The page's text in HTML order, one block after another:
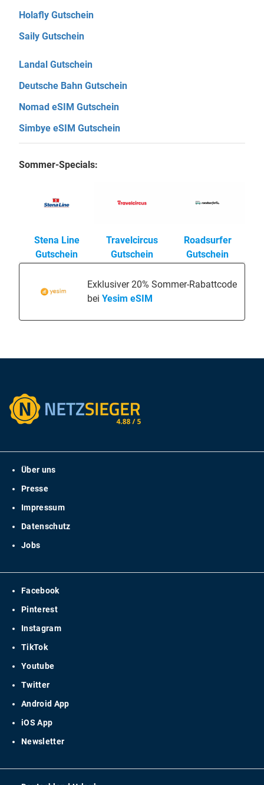
Holafly Gutschein
Saily Gutschein
Landal Gutschein
Deutsche Bahn Gutschein
Nomad eSIM Gutschein
Simbye eSIM Gutschein
Sommer-Specials:
Stena Line
Gutschein
Travelcircus
Gutschein
Roadsurfer
Gutschein
Exklusiver 20% Sommer-Rabattcode
bei Yesim eSIM
Über uns
Presse
Impressum
Datenschutz
Jobs
Facebook
Pinterest
Instagram
TikTok
Youtube
Twitter
Android App
iOS App
Newsletter